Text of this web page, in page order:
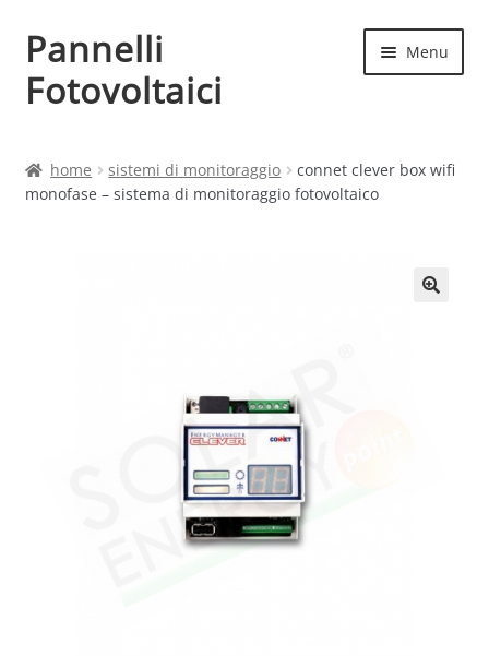
Vai
alla
navigazione
Vai
al
contenuto
Pannelli
Fotovoltaici
Menu
Cart
home sistemi di monitoraggio
connet clever box wifi
monofase – sistema di monitoraggio fotovoltaico